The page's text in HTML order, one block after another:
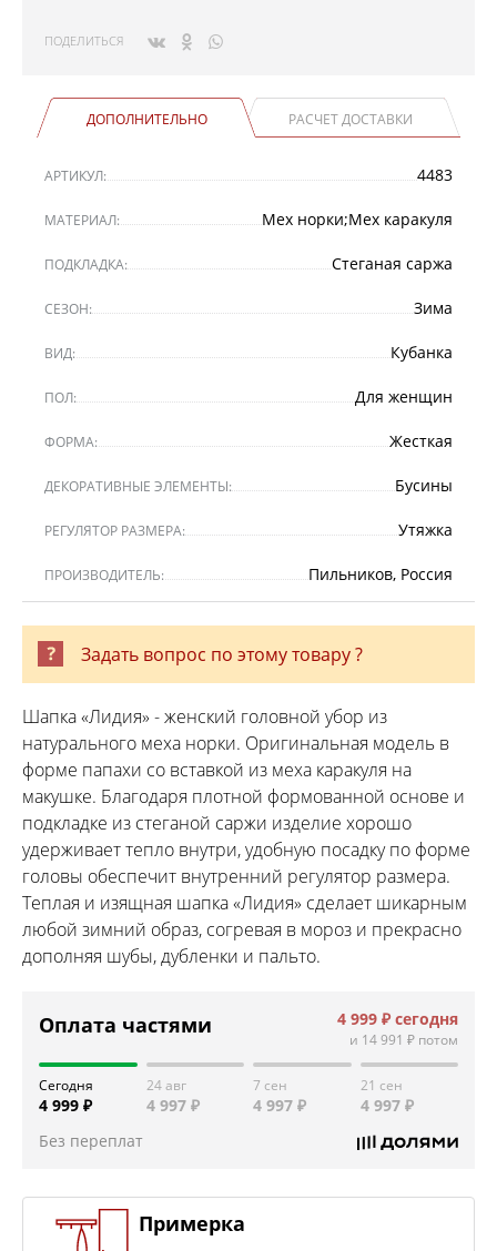
ПОДЕЛИТЬСЯ
ДОПОЛНИТЕЛЬНО РАСЧЕТ ДОСТАВКИ
АРТИКУЛ: 4483
МАТЕРИАЛ: Мех норки;Мех каракуля
ПОДКЛАДКА: Стеганая саржа
СЕЗОН: Зима
ВИД: Кубанка
ПОЛ: Для женщин
ФОРМА: Жесткая
ДЕКОРАТИВНЫЕ ЭЛЕМЕНТЫ: Бусины
РЕГУЛЯТОР РАЗМЕРА: Утяжка
ПРОИЗВОДИТЕЛЬ: Пильников, Россия
Задать вопрос по этому товару ?
Шапка «Лидия» - женский головной убор из
натурального меха норки. Оригинальная модель в
форме папахи со вставкой из меха каракуля на
макушке. Благодаря плотной формованной основе и
подкладке из стеганой саржи изделие хорошо
удерживает тепло внутри, удобную посадку по форме
головы обеспечит внутренний регулятор размера.
Теплая и изящная шапка «Лидия» сделает шикарным
любой зимний образ, согревая в мороз и прекрасно
дополняя шубы, дубленки и пальто.
Оплата частями 4 999 ₽ сегодня
и 14 991 ₽ потом
Сегодня
4 999 ₽
24 авг
4 997 ₽
7 сен
4 997 ₽
21 сен
4 997 ₽
Без переплат
Примерка